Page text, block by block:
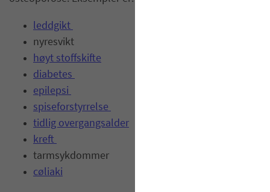
leddgikt
nyresvikt
høyt stoffskifte
diabetes
epilepsi
spiseforstyrrelse
tidlig overgangsalder
kreft
tarmsykdommer
cøliaki